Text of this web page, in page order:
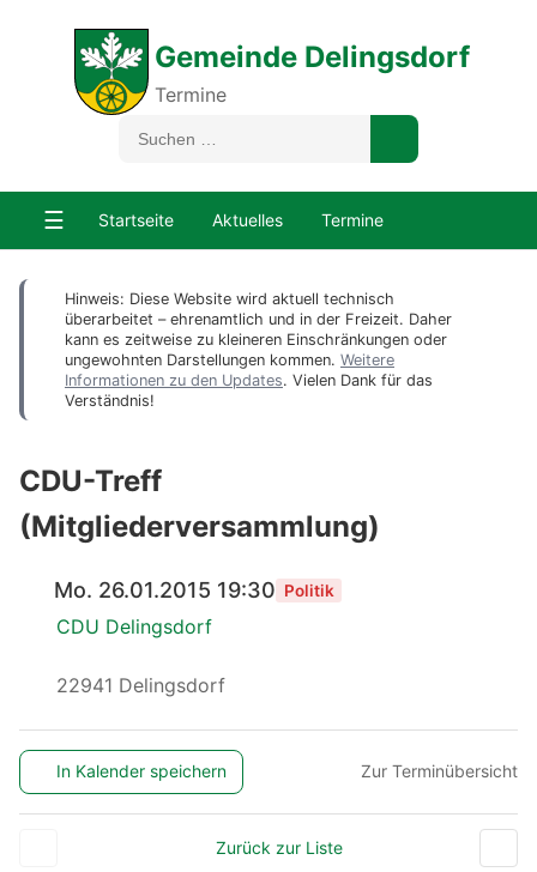
Gemeinde Delingsdorf
Termine
☰ Startseite Aktuelles Termine
Hinweis: Diese Website wird aktuell technisch
überarbeitet – ehrenamtlich und in der Freizeit. Daher
kann es zeitweise zu kleineren Einschränkungen oder
ungewohnten Darstellungen kommen. Weitere
Informationen zu den Updates. Vielen Dank für das
Verständnis!
CDU-Treff
(Mitgliederversammlung)
Mo. 26.01.2015 19:30 Politik
CDU Delingsdorf
22941 Delingsdorf
In Kalender speichern Zur Terminübersicht
Zurück zur Liste